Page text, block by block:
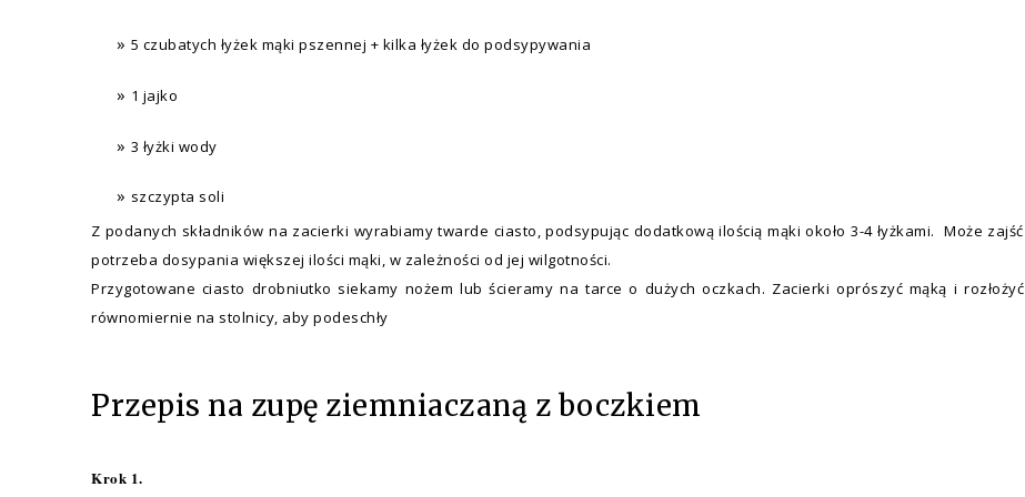
5 czubatych łyżek mąki pszennej + kilka łyżek do podsypywania
1 jajko
3 łyżki wody
szczypta soli
Z podanych składników na zacierki wyrabiamy twarde ciasto, podsypując dodatkową ilością mąki około 3-4 łyżkami. Może zajść
potrzeba dosypania większej ilości mąki, w zależności od jej wilgotności.
Przygotowane ciasto drobniutko siekamy nożem lub ścieramy na tarce o dużych oczkach. Zacierki oprószyć mąką i rozłożyć
równomiernie na stolnicy, aby podeschły
Przepis na zupę ziemniaczaną z boczkiem
Krok 1.